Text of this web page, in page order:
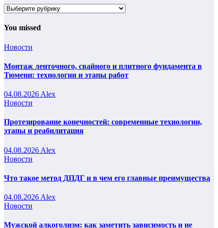
Рубрики
You missed
Новости
Монтаж ленточного, свайного и плитного фундамента в
Тюмени: технологии и этапы работ
04.08.2026 Alex
Новости
Протезирование конечностей: современные технологии,
этапы и реабилитация
04.08.2026 Alex
Новости
Что такое метод ДПДГ и в чем его главные преимущества
04.08.2026 Alex
Новости
Мужской алкоголизм: как заметить зависимость и не